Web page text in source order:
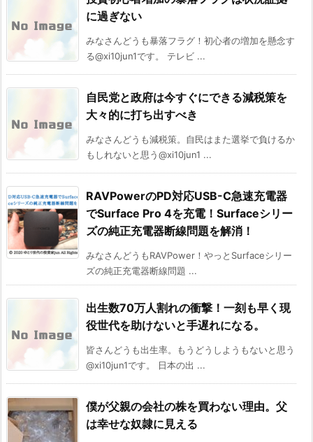
に過ぎない
みなさんどうも暴落フラグ！初心者の増加を懸念す
る@xi10jun1です。 テレビ ...
自民党と政府は今すぐにできる減税策を
大々的に打ち出すべき
みなさんどうも減税策。自民はまた選挙で負けるか
もしれないと思う@xi10jun1 ...
RAVPowerのPD対応USB-C急速充電器
でSurface Pro 4を充電！Surfaceシリー
ズの純正充電器断線問題を解消！
みなさんどうもRAVPower！やっとSurfaceシリー
ズの純正充電器断線問題 ...
出生数70万人割れの衝撃！一刻も早く現
役世代を助けないと手遅れになる。
皆さんどうも出生率。もうどうしようもないと思う
@xi10jun1です。 日本の出 ...
僕が父親の会社の株を買わない理由。父
は幸せな奴隷に見える